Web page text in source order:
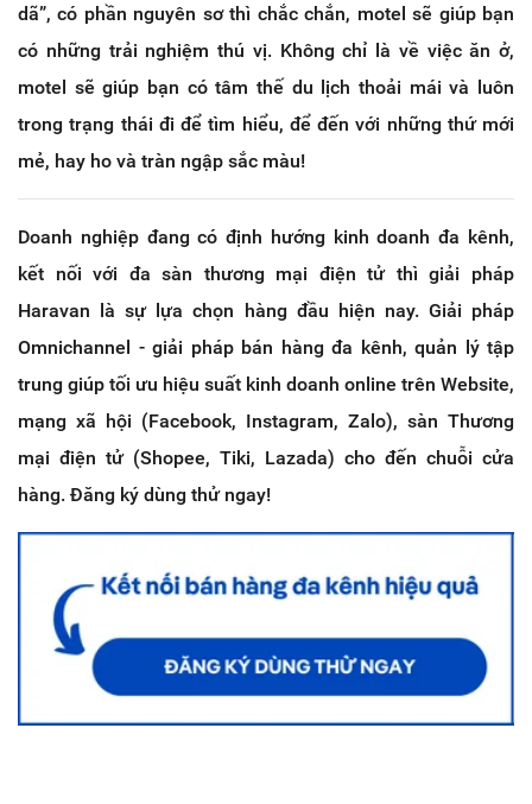
dã”, có phần nguyên sơ thì chắc chắn, motel sẽ giúp bạn
có những trải nghiệm thú vị. Không chỉ là về việc ăn ở,
motel sẽ giúp bạn có tâm thế du lịch thoải mái và luôn
trong trạng thái đi để tìm hiểu, để đến với những thứ mới
mẻ, hay ho và tràn ngập sắc màu!
Doanh nghiệp đang có định hướng kinh doanh đa kênh,
kết nối với đa sàn thương mại điện tử thì giải pháp
Haravan là sự lựa chọn hàng đầu hiện nay. Giải pháp
Omnichannel - giải pháp bán hàng đa kênh, quản lý tập
trung giúp tối ưu hiệu suất kinh doanh online trên Website,
mạng xã hội (Facebook, Instagram, Zalo), sàn Thương
mại điện tử (Shopee, Tiki, Lazada) cho đến chuỗi cửa
hàng. Đăng ký dùng thử ngay!